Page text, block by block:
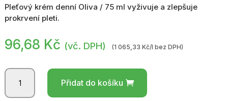
Pleťový krém denní Oliva / 75 ml vyživuje a zlepšuje
prokrvení pleti.
96,68 Kč (vč. DPH) (1 065,33 Kč/l bez DPH)
Pleťový
krém
denní
Přidat do košíku